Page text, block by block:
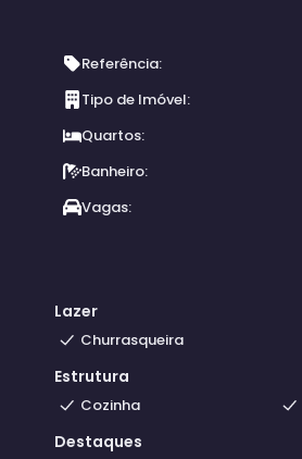
Referência:
Tipo de Imóvel:
Quartos:
Banheiro:
Vagas:
Lazer
Churrasqueira
Estrutura
Cozinha
Destaques